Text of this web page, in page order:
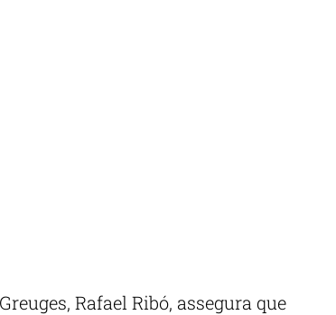
Rafael Ribó, assegura que